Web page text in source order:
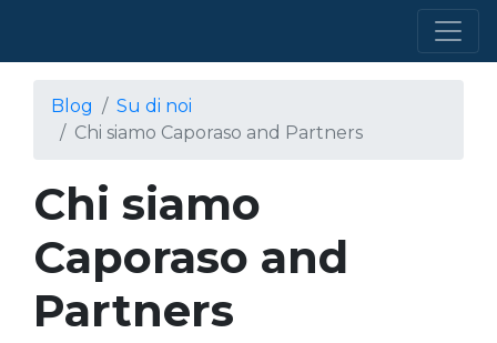
Blog
Su di noi
Chi siamo Caporaso and Partners
Chi siamo
Caporaso and
Partners